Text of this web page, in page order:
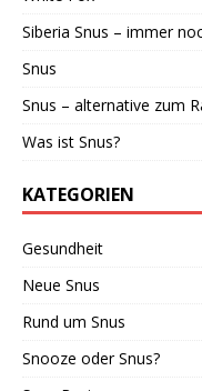
Siberia Snus – immer
Snus
Snus – alternative zum
Was ist Snus?
KATEGORIEN
Gesundheit
Neue Snus
Rund um Snus
Snooze oder Snus?